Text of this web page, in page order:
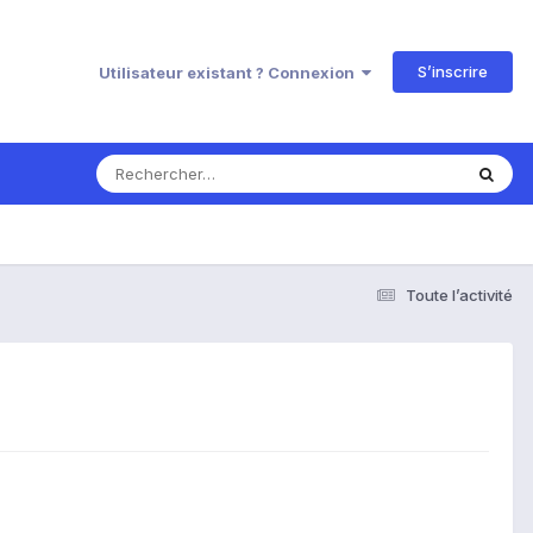
Utilisateur existant ? Connexion S’inscrire
Toute l’activité